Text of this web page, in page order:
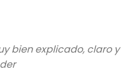
bien explicado, claro y